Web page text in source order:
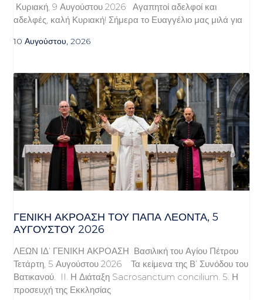
Κυριακή, 9 Αυγούστου 2026 Αγαπητοί αδελφοί και
αδελφές, καλή Κυριακή! Σήμερα το Ευαγγέλιο μας μιλά για
10 Αυγούστου, 2026
ΓΕΝΙΚΉ ΑΚΡΌΑΣΗ ΤΟΥ ΠΆΠΑ ΛΈΟΝΤΑ, 5
ΑΥΓΟΎΣΤΟΥ 2026
ΛΕΩΝ ΙΔ’ ΓΕΝΙΚΗ ΑΚΡΟΑΣΗ Βασιλική του Αγίου Πέτρου
Τετάρτη, 5 Αυγούστου 2026 Τα κείμενα της Β’ Συνόδου του
Βατικανού. II. Η Διάταξη Sacrosanctum concilium. 5. Η
προσευχή της Εκκλησίας